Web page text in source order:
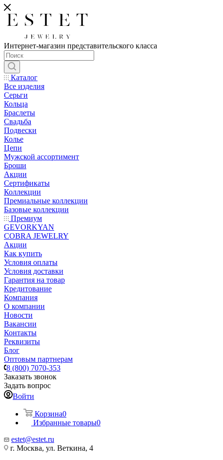
Интернет-магазин представительского класса
Каталог
Все изделия
Серьги
Кольца
Браслеты
Свадьба
Подвески
Колье
Цепи
Мужской ассортимент
Броши
Акции
Сертификаты
Коллекции
Премиальные коллекции
Базовые коллекции
Премиум
GEVORKYAN
COBRA JEWELRY
Акции
Как купить
Условия оплаты
Условия доставки
Гарантия на товар
Кредитование
Компания
О компании
Новости
Вакансии
Контакты
Реквизиты
Блог
Оптовым партнерам
8 (800) 7070-353
Заказать звонок
Задать вопрос
Войти
Корзина0
Избранные товары0
estet@estet.ru
г. Москва, ул. Веткина, 4